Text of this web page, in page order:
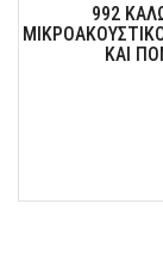
992
ΚΑΙ